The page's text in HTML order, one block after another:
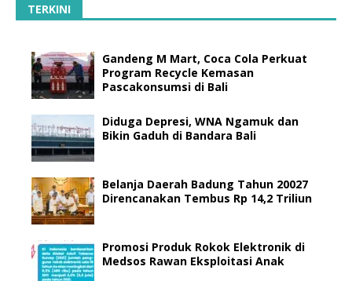
TERKINI
Gandeng M Mart, Coca Cola Perkuat
Program Recycle Kemasan
Pascakonsumsi di Bali
Diduga Depresi, WNA Ngamuk dan
Bikin Gaduh di Bandara Bali
Belanja Daerah Badung Tahun 20027
Direncanakan Tembus Rp 14,2 Triliun
Promosi Produk Rokok Elektronik di
Medsos Rawan Eksploitasi Anak